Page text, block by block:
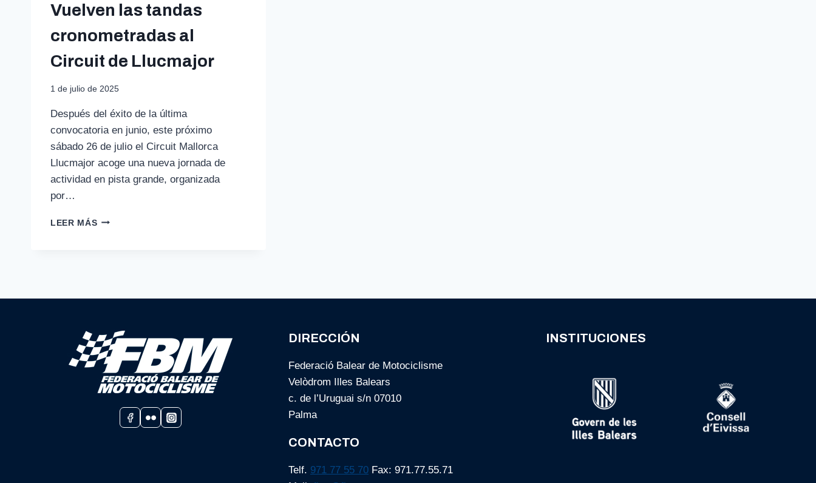
Vuelven las tandas
cronometradas al
Circuit de Llucmajor
1 de julio de 2025
Después del éxito de la última
convocatoria en junio, este próximo
sábado 26 de julio el Circuit Mallorca
Llucmajor acoge una nueva jornada de
actividad en pista grande, organizada
por…
LEER MÁSVUELVEN
DIRECCIÓN
Federació Balear de Motociclisme
Velòdrom Illes Balears
c. de l’Uruguai s/n 07010
Palma
CONTACTO
Telf. 971 77 55 70 Fax: 971.77.55.71
INSTITUCIONES